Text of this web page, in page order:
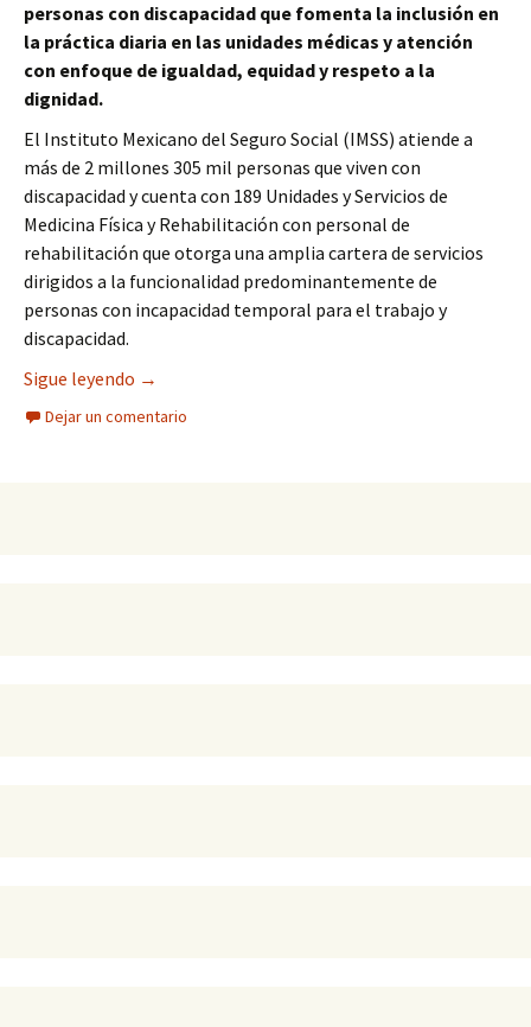
personas con discapacidad que fomenta la inclusión en
la práctica diaria en las unidades médicas y atención
con enfoque de igualdad, equidad y respeto a la
dignidad.
El Instituto Mexicano del Seguro Social (IMSS) atiende a
más de 2 millones 305 mil personas que viven con
discapacidad y cuenta con 189 Unidades y Servicios de
Medicina Física y Rehabilitación con personal de
rehabilitación que otorga una amplia cartera de servicios
dirigidos a la funcionalidad predominantemente de
personas con incapacidad temporal para el trabajo y
discapacidad.
Sigue leyendo Atiende IMSS a más de 2.3 millones de personas
→
Dejar un comentario